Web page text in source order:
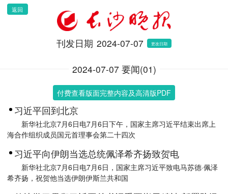
返回
刊发日期 2024-07-07 更改日期
2024-07-07 要闻(01)
付费查看版面完整内容及高清版PDF
习近平回到北京
新华社北京7月6日电7月6日下午，国家主席习近平结束出席上
海合作组织成员国元首理事会第二十四次
习近平向伊朗当选总统佩泽希齐扬致贺电
新华社北京7月6日电7月6日，国家主席习近平致电马苏德·佩泽
希齐扬，祝贺他当选伊朗伊斯兰共和国